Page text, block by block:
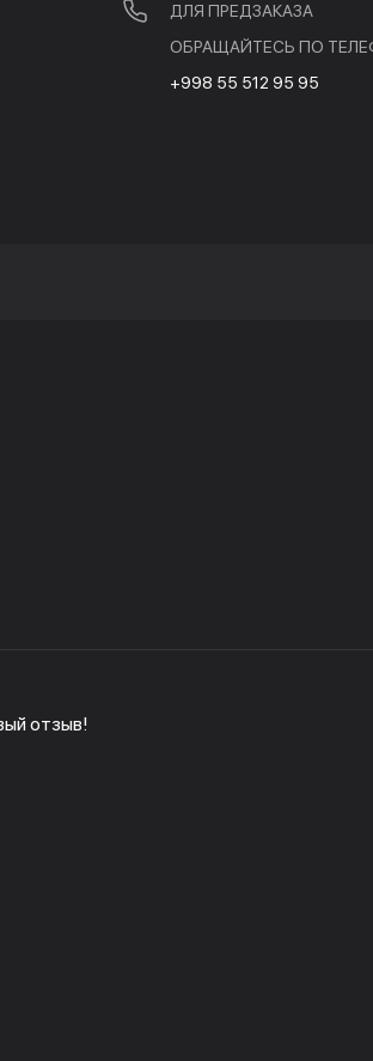
ДЛЯ ПРЕДЗАКАЗА
ОБРАЩАЙТЕСЬ ПО
+998 55 512 95 95
отзыв!